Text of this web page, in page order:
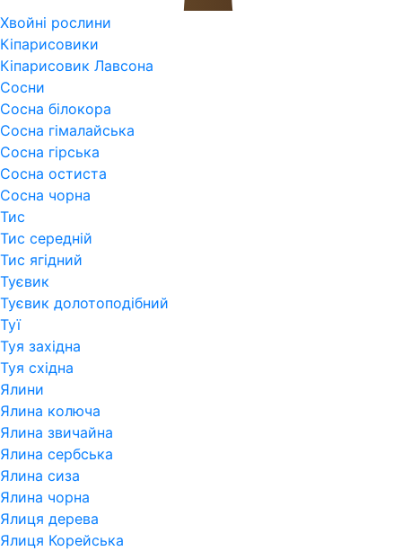
Хвойні рослини
Кіпарисовики
Кіпарисовик Лавсона
Сосни
Сосна білокора
Сосна гімалайська
Сосна гірська
Сосна остиста
Сосна чорна
Тис
Тис середній
Тис ягідний
Туєвик
Туєвик долотоподібний
Туї
Туя західна
Туя східна
Ялини
Ялина колюча
Ялина звичайна
Ялина сербська
Ялина сиза
Ялина чорна
Ялиця дерева
Ялиця Корейська